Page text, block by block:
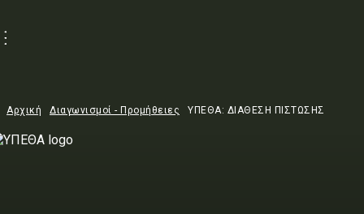
Αρχική Διαγωνισμοί - Προμήθειες ΥΠΕΘΑ: ΔΙΑΘΕΣΗ ΠΙΣΤΩΣΗΣ